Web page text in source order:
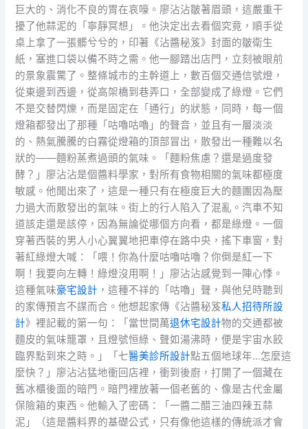
巨大的、消化不良的胃在哀嚎。廖沾沾皺著眉頭，這嚴重干
擾了他蒜泥的「寧靜冥想」。他決定出去看個究竟，順手從
桌上拿了一張髒兮兮的，印著《沾醬秘笈》封面的皺衛生
紙，塞進口袋以備不時之需。他一腳踏出店門，立刻被眼前
的景象震驚了。整條城市的主幹道上，數百個交通信號燈，
從東邊到西邊，從高架橋到巷弄口，全部變成了綠燈。它們
不是交替閃爍，而是固定在「通行」的狀態，同時，每一個
燈箱都發出了那種「咕嚕咕嚕」的聲音，並且有一層淡淡
的、熱氣騰騰的白霧從燈箱的頂部冒出，散發出一種難以名
狀的——麵粉蒸煮過頭的氣味。「麵粉焦慮？還是過度發
酵？」廖沾沾是個醬料學家，對所有食物相關的氣味都極度
敏感。他聞出來了，這是一種只有在極度巨大的麵團因為壓
力過大而散發出的氣味。街上的行人陷入了混亂。汽車不知
道該走還是該停，因為無論從哪個方向看，都是綠燈。一個
穿著西裝的男人小心翼翼地把車停在路中央，搖下車窗，對
著紅綠燈大喊：「喂！你為什麼咕嚕咕嚕？你倒是紅一下
啊！我要向左轉！綠燈沒用啊！」廖沾沾感覺到一陣心悸。
這種氣味豪宅設計 ，這種不祥的「咕嚕」聲，與他兒時聽到
的家傳預言不謀而合。他想起家傳《沾醬秘笈私人招待所設
計》裡記載的第一句：「當世間萬退休宅設計物的交通都被
麵皮的氣味籠罩，且燈號恒綠、聲如湯沸時，便是宇宙水餃
臨界點到來之時。」「七醫美診所設計點五個地球年…怎麼這
麼快？」廖沾沾猛地衝回店裡，衝到後廚，打開了一個藏在
舊冰櫃後面的暗門。暗門裡放著一個老舊的、像是古代金屬
保險箱的東西。他輸入了密碼：「一醬二醋三油四辣五蒜
泥」（這是醬料界的基礎公式，只有像他這樣的傳統派才會